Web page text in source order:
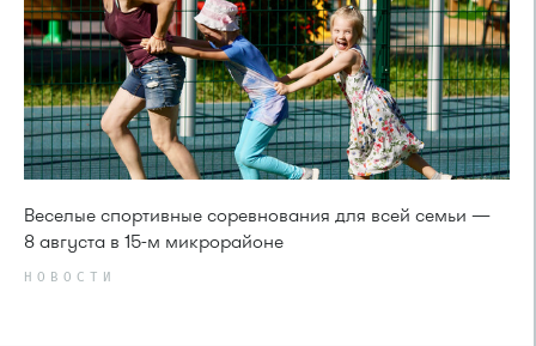
Веселые спортивные соревнования для всей семьи —
8 августа в 15-м микрорайоне
НОВОСТИ